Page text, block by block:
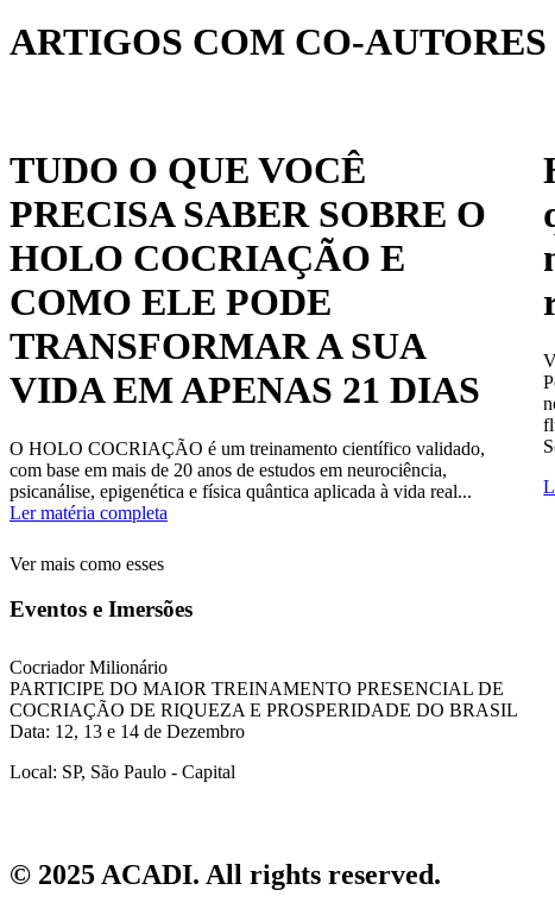
ARTIGOS COM CO-
TUDO O QUE VOCÊ
PRECISA SABER SOBRE O
HOLO COCRIAÇÃO E
COMO ELE PODE
TRANSFORMAR A SUA
VIDA EM APENAS 21 DIAS
O HOLO COCRIAÇÃO é um treinamento científico validado,
com base em mais de 20 anos de estudos em neurociência,
psicanálise, epigenética e física quântica aplicada à vida real...
Ler matéria completa
Ver mais como esses
Eventos e Imersões
Cocriador Milionário
PARTICIPE DO MAIOR TREINAMENTO PRESENCIAL DE
COCRIAÇÃO DE RIQUEZA E PROSPERIDADE DO BRASIL
Data: 12, 13 e 14 de Dezembro
Local: SP, São Paulo - Capital
© 2025 ACADI. All rights reserved.